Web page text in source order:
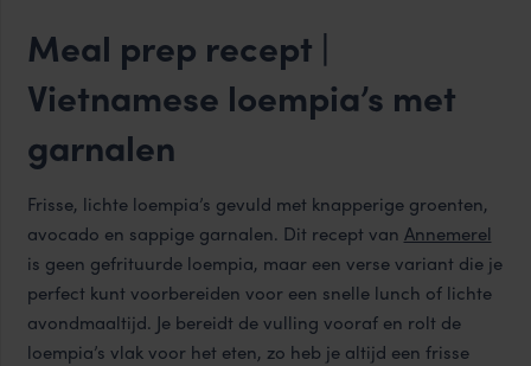
Meal prep recept |
Vietnamese loempia’s met
garnalen
Frisse, lichte loempia’s gevuld met knapperige groenten,
avocado en sappige garnalen. Dit recept van Annemerel
is geen gefrituurde loempia, maar een verse variant die je
perfect kunt voorbereiden voor een snelle lunch of lichte
avondmaaltijd. Je bereidt de vulling vooraf en rolt de
loempia’s vlak voor het eten, zo heb je altijd een frisse